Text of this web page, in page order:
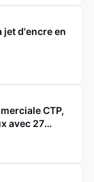
jet d'encre en
CTP,
avec 27